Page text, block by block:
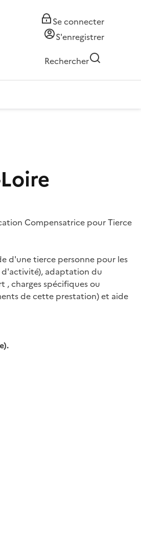
Se connecter
S'enregistrer
Rechercher
Compensatrice pour Tierce
d'une tierce personne pour les
d'activité), adaptation du
, charges spécifiques ou
de cette prestation) et aide